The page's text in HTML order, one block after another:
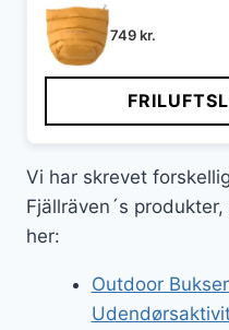
749kr.
Vi har skrevet
Fjällräven´s
her:
Outdoor